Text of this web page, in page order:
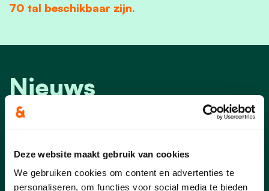
Deze website maakt gebruik van cookies
We gebruiken cookies om content en advertenties te
personaliseren, om functies voor social media te bieden
70 tal beschikbaar zijn.
Nieuws